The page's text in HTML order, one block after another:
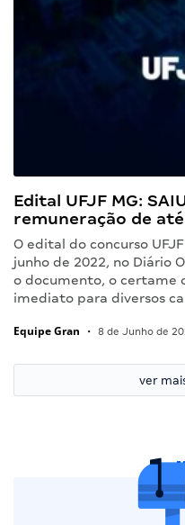
Edital UFJF MG:
remuneração de
O edital do concurso
junho de 2022, no Diário
o documento, o certame
imediato para diversos
Equipe Gran • 8 de Junho de
ver